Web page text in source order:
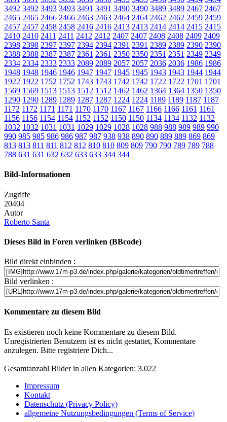
3492 3492 3493 3493 3491 3491 3490 3490 3489 3489 2467 2467
2465 2465 2466 2466 2463 2463 2464 2464 2462 2462 2459 2459
2457 2457 2458 2458 2416 2416 2413 2413 2414 2414 2415 2415
2410 2410 2411 2411 2412 2412 2407 2407 2408 2408 2409 2409
2398 2398 2397 2397 2394 2394 2391 2391 2389 2389 2390 2390
2388 2388 2387 2387 2361 2361 2350 2350 2351 2351 2349 2349
2334 2334 2333 2333 2089 2089 2057 2057 2036 2036 1986 1986
1948 1948 1946 1946 1947 1947 1945 1945 1943 1943 1944 1944
1922 1922 1752 1752 1743 1743 1742 1742 1722 1722 1701 1701
1569 1569 1513 1513 1512 1512 1462 1462 1364 1364 1350 1350
1290 1290 1289 1289 1287 1287 1224 1224 1189 1189 1187 1187
1172 1172 1171 1171 1170 1170 1167 1167 1166 1166 1161 1161
1156 1156 1154 1154 1152 1152 1150 1150 1134 1134 1132 1132
1032 1032 1031 1031 1029 1029 1028 1028 988 988 989 989 990
990 985 985 986 986 987 987 938 938 890 890 889 889 869 869
813 813 811 811 812 812 810 810 809 809 790 790 789 789 788
788 631 631 632 632 633 633 344 344
Bild-Informationen
Zugriffe
20404
Autor
Roberto Santa
Dieses Bild in Foren verlinken (BBcode)
Bild direkt einbinden :
Bild verlinken :
Kommentare zu diesem Bild
Es existieren noch keine Kommentare zu diesem Bild.
Unregistrierten Benutzern ist es nicht gestattet, Kommentare
anzulegen. Bitte registriere Dich...
Gesamtanzahl Bilder in allen Kategorien: 3.022
Impressum
Kontakt
Datenschutz (Privacy Policy)
allgemeine Nutzungsbedingungen (Terms of Service)